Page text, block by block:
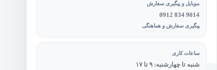
موبایل و پیگیری سفارش
0912 834 9014
پیگیری سفارش و هماهنگی
ساعات کاری
شنبه تا چهارشنبه: ۹ تا ۱۷